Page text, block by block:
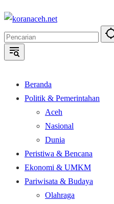
Langsung
konten
Beranda
Politik & Pemerintahan
Aceh
Nasional
Dunia
Peristiwa & Bencana
Ekonomi & UMKM
Pariwisata & Budaya
Olahraga